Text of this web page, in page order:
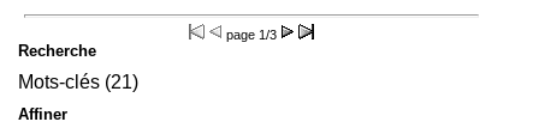
page 1/3
Recherche
Mots-clés (21)
Affiner